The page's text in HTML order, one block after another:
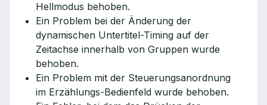
Hellmodus behoben.
Ein Problem bei der Änderung der
dynamischen Untertitel-Timing auf der
Zeitachse innerhalb von Gruppen wurde
behoben.
Ein Problem mit der Steuerungsanordnung
im Erzählungs-Bedienfeld wurde behoben.